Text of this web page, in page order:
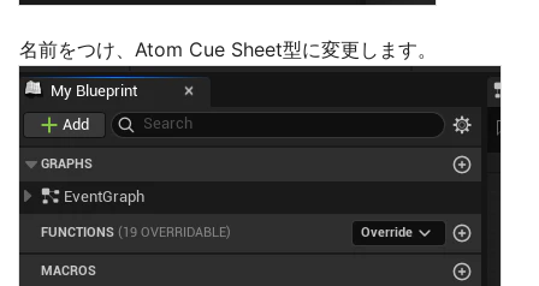
名前をつけ、Atom Cue Sheet型に変更します。